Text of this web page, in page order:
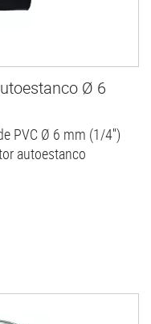
Ø 6
PVC Ø 6 mm (1/4'')
autoestanco